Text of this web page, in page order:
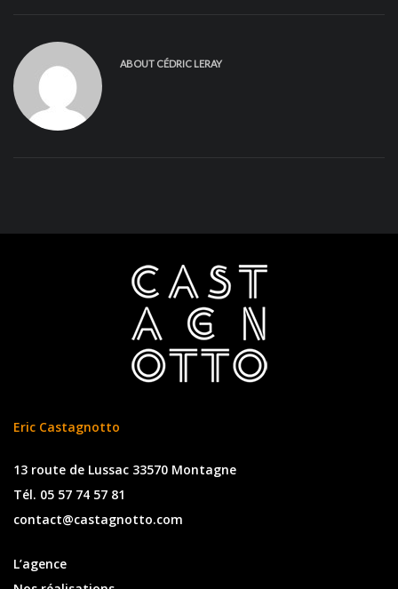
ABOUT CÉDRIC LERAY
Eric Castagnotto
13 route de Lussac 33570 Montagne
Tél. 05 57 74 57 81
contact@castagnotto.com
L’agence